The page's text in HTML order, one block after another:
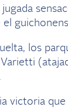
los
victoria